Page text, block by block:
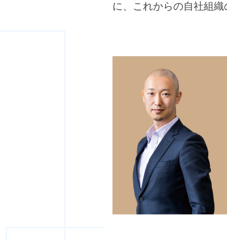
に、これからの自社組